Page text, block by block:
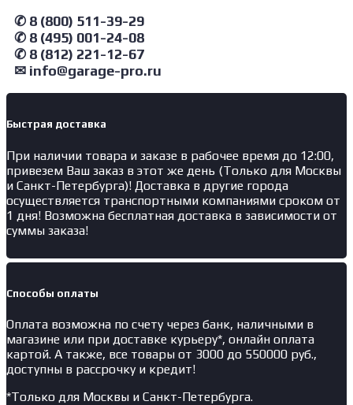
Планшайба
для
быстрой
установки
дисков
✆ 8 (800) 511-39-29
✆ 8 (495) 001-24-08
✆ 8 (812) 221-12-67
✉ info@garage-pro.ru
Быстрая доставка
При наличии товара и заказе в рабочее время до 12:00,
привезем Ваш заказ в этот же день (Только для Москвы
и Санкт-Петербурга)! Доставка в другие города
осуществляется транспортными компаниями сроком от
1 дня! Возможна бесплатная доставка в зависимости от
суммы заказа!
Способы оплаты
Оплата возможна по счету через банк, наличными в
магазине или при доставке курьеру*, онлайн оплата
картой. А также, все товары от 3000 до 550000 руб.,
доступны в рассрочку и кредит!
*Только для Москвы и Санкт-Петербурга.